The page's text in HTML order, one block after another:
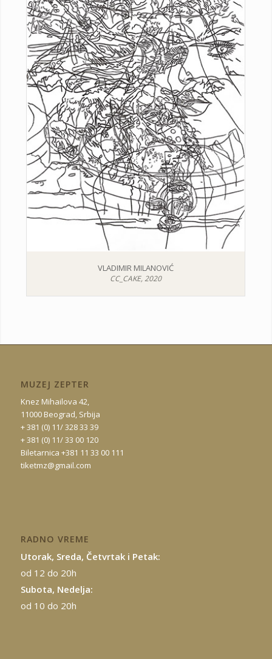
VLADIMIR MILANOVIĆ
CC_CAKE, 2020
MUZEJ ZEPTER
Knez Mihailova 42,
11000 Beograd, Srbija
+ 381 (0) 11/ 328 33 39
+ 381 (0) 11/ 33 00 120
Biletarnica +381 11 33 00 111
tiketmz@gmail.com
RADNO VREME
Utorak, Sreda, Četvrtak i Petak:
od 12 do 20h
Subota, Nedelja:
od 10 do 20h